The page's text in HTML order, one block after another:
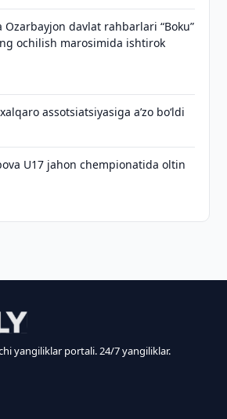
Ozarbayjon davlat rahbarlari “Boku”
ochilish marosimida ishtirok
assotsiatsiyasiga aʼzo bo‘ldi
U17 jahon chempionatida oltin
yangiliklar portali. 24/7 yangiliklar.